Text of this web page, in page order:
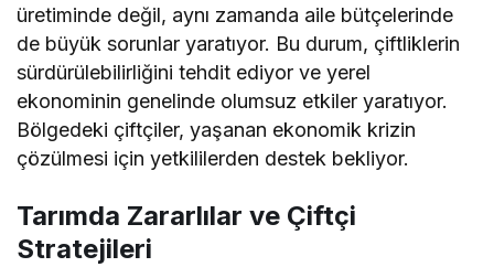
üretiminde değil, aynı zamanda aile bütçelerinde
de büyük sorunlar yaratıyor. Bu durum, çiftliklerin
sürdürülebilirliğini tehdit ediyor ve yerel
ekonominin genelinde olumsuz etkiler yaratıyor.
Bölgedeki çiftçiler, yaşanan ekonomik krizin
çözülmesi için yetkililerden destek bekliyor.
Tarımda Zararlılar ve Çiftçi
Stratejileri